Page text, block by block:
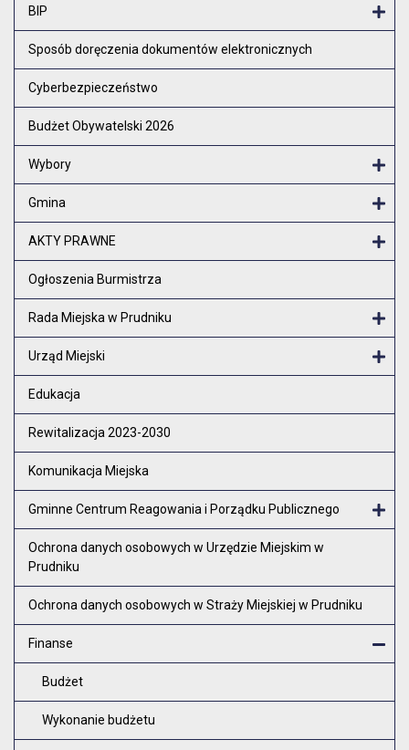
BIP
Sposób doręczenia dokumentów elektronicznych
Cyberbezpieczeństwo
Budżet Obywatelski 2026
Wybory
Gmina
AKTY PRAWNE
Ogłoszenia Burmistrza
Rada Miejska w Prudniku
Urząd Miejski
Edukacja
Rewitalizacja 2023-2030
Komunikacja Miejska
Gminne Centrum Reagowania i Porządku Publicznego
Ochrona danych osobowych w Urzędzie Miejskim w
Prudniku
Ochrona danych osobowych w Straży Miejskiej w Prudniku
Finanse
Budżet
Wykonanie budżetu